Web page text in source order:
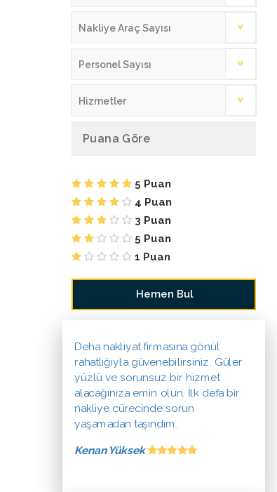
Nakliye Araç Sayısı
Personel Sayısı
Hizmetler
Puana Göre
5 Puan
4 Puan
3 Puan
5 Puan
1 Puan
Deha nakliyat firmasına gönül
rahatlığıyla güvenebilirsiniz. Güler
yüzlü ve sorunsuz bir hizmet
alacağınıza emin olun. İlk defa bir
nakliye cürecinde sorun
yaşamadan taşındım.
Kenan Yüksek